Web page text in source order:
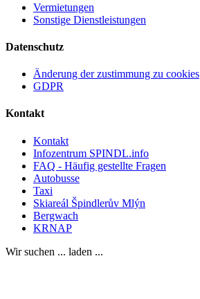
Vermietungen
Sonstige Dienstleistungen
Datenschutz
Änderung der zustimmung zu cookies
GDPR
Kontakt
Kontakt
Infozentrum SPINDL.info
FAQ - Häufig gestellte Fragen
Autobusse
Taxi
Skiareál Špindlerův Mlýn
Bergwach
KRNAP
Wir suchen ... laden ...